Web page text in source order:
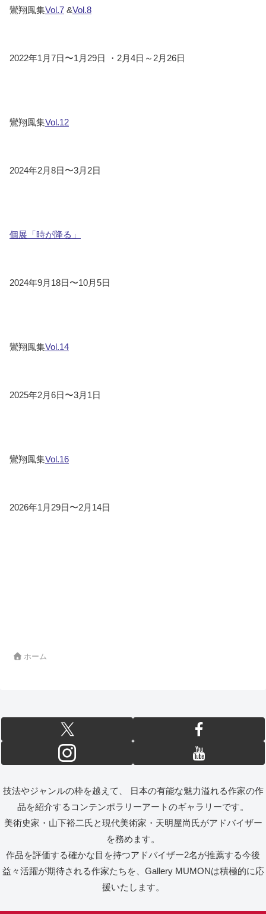
鸞翔鳳集Vol.7 &Vol.8
2022年1月7日〜1月29日 ・2月4日～2月26日
鸞翔鳳集Vol.12
2024年2月8日〜3月2日
個展「時が降る」
2024年9月18日〜10月5日
鸞翔鳳集Vol.14
2025年2月6日〜3月1日
鸞翔鳳集Vol.16
2026年1月29日〜2月14日
ホーム
技法やジャンルの枠を越えて、 日本の有能な魅力溢れる作家の作
品を紹介するコンテンポラリーアートのギャラリーです。
美術史家・山下裕二氏と現代美術家・天明屋尚氏がアドバイザー
を務めます。
作品を評価する確かな目を持つアドバイザー2名が推薦する今後
益々活躍が期待される作家たちを、Gallery MUMONは積極的に応
援いたします。